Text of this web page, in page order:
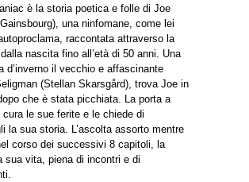
è la storia poetica e folle di Joe
una ninfomane, come lei
raccontata attraverso la
nascita fino all’età di 50 anni. Una
d’inverno il vecchio e affascinante
(Stellan Skarsgård), trova Joe in
che è stata picchiata. La porta a
le sue ferite e le chiede di
la sua storia. L’ascolta assorto mentre
corso dei successivi 8 capitoli, la
sua vita, piena di incontri e di